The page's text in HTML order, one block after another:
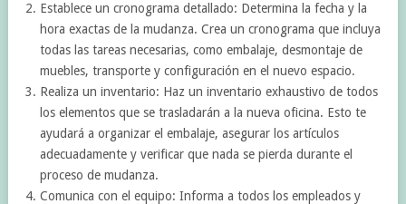
Establece un cronograma detallado: Determina la fecha y la
hora exactas de la mudanza. Crea un cronograma que incluya
todas las tareas necesarias, como embalaje, desmontaje de
muebles, transporte y configuración en el nuevo espacio.
Realiza un inventario: Haz un inventario exhaustivo de todos
los elementos que se trasladarán a la nueva oficina. Esto te
ayudará a organizar el embalaje, asegurar los artículos
adecuadamente y verificar que nada se pierda durante el
proceso de mudanza.
Comunica con el equipo: Informa a todos los empleados y